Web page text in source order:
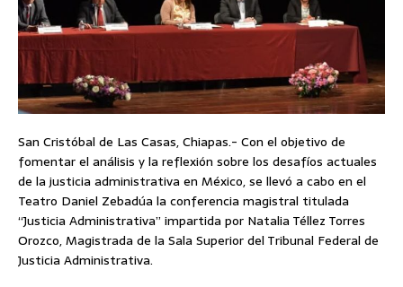
San Cristóbal de Las Casas, Chiapas.- Con el objetivo de
fomentar el análisis y la reflexión sobre los desafíos actuales
de la justicia administrativa en México, se llevó a cabo en el
Teatro Daniel Zebadúa la conferencia magistral titulada
“Justicia Administrativa” impartida por Natalia Téllez Torres
Orozco, Magistrada de la Sala Superior del Tribunal Federal de
Justicia Administrativa.